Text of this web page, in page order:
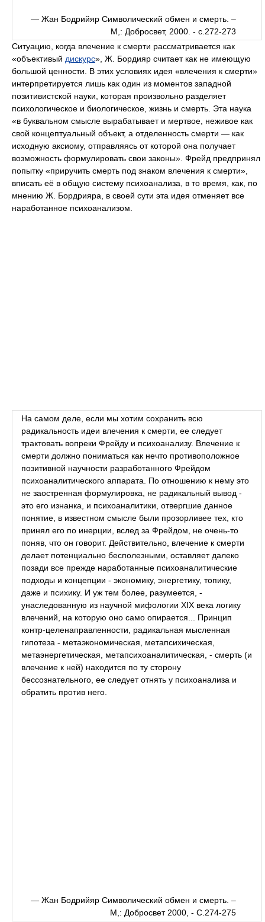
— Жан Бодрийяр Символический обмен и смерть. –
М,: Добросвет, 2000. - с.272-273
Ситуацию, когда влечение к смерти рассматривается как
«объективый дискурс», Ж. Бордияр считает как не имеющую
большой ценности. В этих условиях идея «влечения к смерти»
интерпретируется лишь как один из моментов западной
позитивистской науки, которая произвольно разделяет
психологическое и биологическое, жизнь и смерть. Эта наука
«в буквальном смысле вырабатывает и мертвое, неживое как
свой концептуальный объект, а отделенность смерти — как
исходную аксиому, отправляясь от которой она получает
возможность формулировать свои законы». Фрейд предпринял
попытку «приручить смерть под знаком влечения к смерти»,
вписать её в общую систему психоанализа, в то время, как, по
мнению Ж. Бордрияра, в своей сути эта идея отменяет все
наработанное психоанализом.
На самом деле, если мы хотим сохранить всю
радикальность идеи влечения к смерти, ее следует
трактовать вопреки Фрейду и психоанализу. Влечение к
смерти должно пониматься как нечто противоположное
позитивной научности разработанного Фрейдом
психоаналитического аппарата. По отношению к нему это
не заостренная формулировка, не радикальный вывод -
это его изнанка, и психоаналитики, отвергшие данное
понятие, в известном смысле были прозорливее тех, кто
принял его по инерции, вслед за Фрейдом, не очень-то
поняв, что он говорит. Действительно, влечение к смерти
делает потенциально бесполезными, оставляет далеко
позади все прежде наработанные психоаналитические
подходы и концепции - экономику, энергетику, топику,
даже и психику. И уж тем более, разумеется, -
унаследованную из научной мифологии XIX века логику
влечений, на которую оно само опирается... Принцип
контр-целенаправленности, радикальная мысленная
гипотеза - метаэкономическая, метапсихическая,
метаэнергетическая, метапсихоаналитическая, - смерть (и
влечение к ней) находится по ту сторону
бессознательного, ее следует отнять у психоанализа и
обратить против него.
— Жан Бодрийяр Символический обмен и смерть. –
М,: Добросвет 2000, - С.274-275